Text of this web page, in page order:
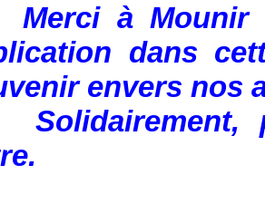
à Mounir
dans
envers nos